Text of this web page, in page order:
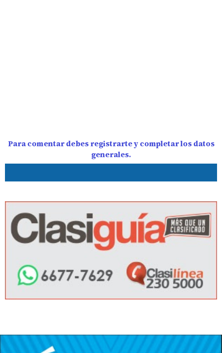
Para comentar debes registrarte y completar los datos
generales.